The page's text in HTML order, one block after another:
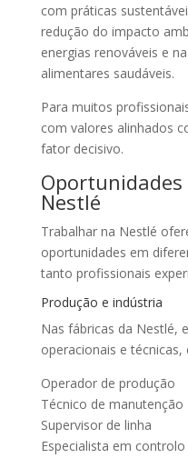
com práticas
redução do impacto
energias renováveis e
alimentares saudáveis.
Para muitos
com valores alinhados
fator decisivo.
Nestlé
Trabalhar na Nestlé
oportunidades em
tanto profissionais
Produção e indústria
Nas fábricas da Nestlé,
operacionais e técnicas,
Operador de produção
Técnico de manutenção
Supervisor de linha
Especialista em